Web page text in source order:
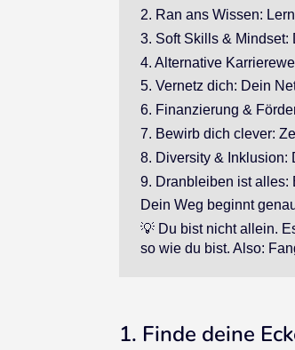
2. Ran ans Wissen:
3. Soft Skills & Mindset:
4. Alternative
5. Vernetz dich: Dein
6. Finanzierung &
7. Bewirb dich clever:
8. Diversity & Inklusion:
9. Dranbleiben ist alles:
Dein Weg beginnt
💡 Du bist nicht allein.
so wie du bist. Also:
1. Finde deine